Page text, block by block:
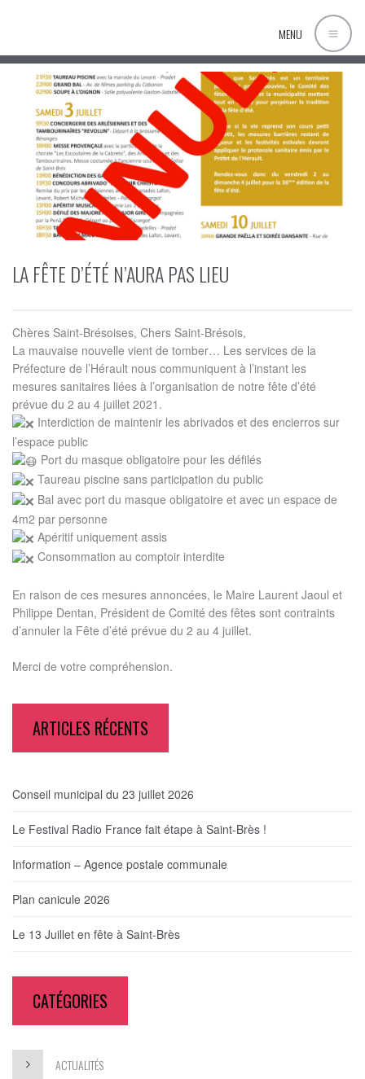
MENU
LA FÊTE D’ÉTÉ N’AURA PAS LIEU
Chères Saint-Brésoises, Chers Saint-Brésois,
La mauvaise nouvelle vient de tomber… Les services de la
Préfecture de l’Hérault nous communiquent à l’instant les
mesures sanitaires liées à l’organisation de notre fête d’été
prévue du 2 au 4 juillet 2021.
Interdiction de maintenir les abrivados et des encierros sur
l’espace public
Port du masque obligatoire pour les défilés
Taureau piscine sans participation du public
Bal avec port du masque obligatoire et avec un espace de
4m2 par personne
Apéritif uniquement assis
Consommation au comptoir interdite
En raison de ces mesures annoncées, le Maire Laurent Jaoul et
Philippe Dentan, Président de Comité des fêtes sont contraints
d’annuler la Fête d’été prévue du 2 au 4 juillet.
Merci de votre compréhension.
ARTICLES RÉCENTS
Conseil municipal du 23 juillet 2026
Le Festival Radio France fait étape à Saint-Brès !
Information – Agence postale communale
Plan canicule 2026
Le 13 Juillet en fête à Saint-Brès
CATÉGORIES
ACTUALITÉS